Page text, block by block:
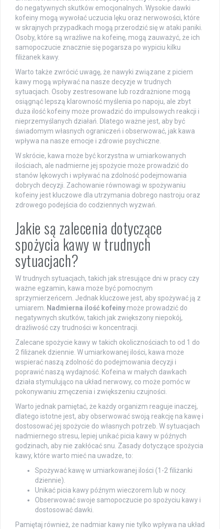
do negatywnych skutków emocjonalnych. Wysokie dawki
kofeiny mogą wywołać uczucia lęku oraz nerwowości, które
w skrajnych przypadkach mogą przerodzić się w ataki paniki.
Osoby, które są wrażliwe na kofeinę, mogą zauważyć, że ich
samopoczucie znacznie się pogarsza po wypiciu kilku
filiżanek kawy.
Warto także zwrócić uwagę, że nawyki związane z piciem
kawy mogą wpływać na nasze decyzje w trudnych
sytuacjach. Osoby zestresowane lub rozdrażnione mogą
osiągnąć lepszą klarowność myślenia po napoju, ale zbyt
duża ilość kofeiny może prowadzić do impulsowych reakcji i
nieprzemyślanych działań. Dlatego ważne jest, aby być
świadomym własnych ograniczeń i obserwować, jak kawa
wpływa na nasze emocje i zdrowie psychiczne.
W skrócie, kawa może być korzystna w umiarkowanych
ilościach, ale nadmierne jej spożycie może prowadzić do
stanów lękowych i wpływać na zdolność podejmowania
dobrych decyzji. Zachowanie równowagi w spożywaniu
kofeiny jest kluczowe dla utrzymania dobrego nastroju oraz
zdrowego podejścia do codziennych wyzwań.
Jakie są zalecenia dotyczące
spożycia kawy w trudnych
sytuacjach?
W trudnych sytuacjach, takich jak stresujące dni w pracy czy
ważne egzamin, kawa może być pomocnym
sprzymierzeńcem. Jednak kluczowe jest, aby spożywać ją z
umiarem.
Nadmierna ilość kofeiny może prowadzić do
negatywnych skutków, takich jak zwiększony niepokój,
drażliwość czy trudności w koncentracji.
Zalecane spożycie kawy w takich okolicznościach to od 1 do
2 filiżanek dziennie. W umiarkowanej ilości, kawa może
wspierać naszą zdolność do podejmowania decyzji i
poprawić naszą wydajność. Kofeina w małych dawkach
działa stymulująco na układ nerwowy, co może pomóc w
pokonywaniu zmęczenia i zwiększeniu czujności.
Warto jednak pamiętać, że każdy organizm reaguje inaczej,
dlatego istotne jest, aby obserwować swoją reakcję na kawę i
dostosować jej spożycie do własnych potrzeb. W sytuacjach
nadmiernego stresu, lepiej unikać picia kawy w późnych
godzinach, aby nie zakłócać snu. Zasady dotyczące spożycia
kawy, które warto mieć na uwadze, to:
Spożywać kawę w umiarkowanej ilości (1-2 filiżanki
dziennie).
Unikać picia kawy późnym wieczorem lub w nocy.
Obserwować swoje samopoczucie po spożyciu kawy i
dostosować dawki.
Pamiętaj również, że nadmiar kawy nie tylko wpływa na układ